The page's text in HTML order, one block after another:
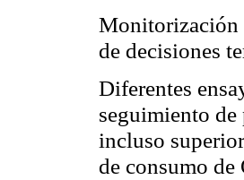
Monitorización
de decisiones
Diferentes
seguimiento
incluso
de consumo de